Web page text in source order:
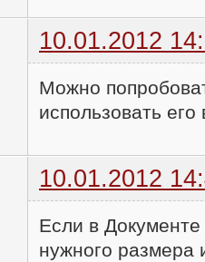
10.01.2012
Можно
использовать
10.01.2012
Если в
нужного размера